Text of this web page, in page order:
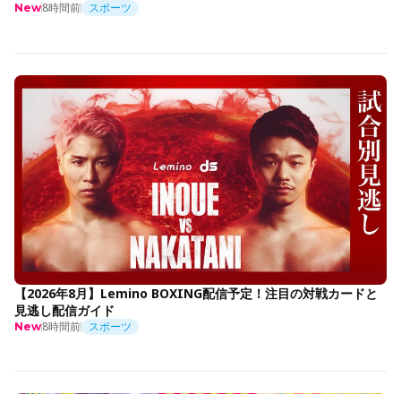
New8時間前 スポーツ
【2026年8月】Lemino BOXING配信予定！注目の対戦カードと
見逃し配信ガイド
New8時間前 スポーツ